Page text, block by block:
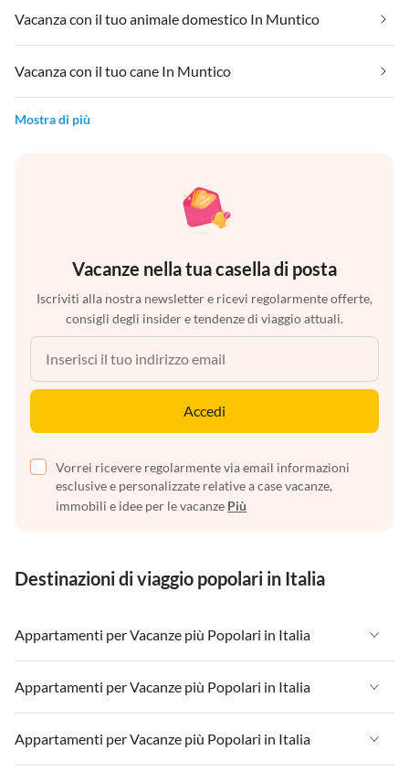
Vacanza con il tuo animale domestico In Muntico
Vacanza con il tuo cane In Muntico
Mostra di più
Vacanze nella tua casella di posta
Iscriviti alla nostra newsletter e ricevi regolarmente offerte,
consigli degli insider e tendenze di viaggio attuali.
Accedi
Vorrei ricevere regolarmente via email informazioni
esclusive e personalizzate relative a case vacanze,
immobili e idee per le vacanze Più
Destinazioni di viaggio popolari in Italia
Appartamenti per Vacanze più Popolari in Italia
Appartamenti per Vacanze in Italia
Appartamenti per Vacanze in Liguria
Appartamenti per Vacanze in Lombardia
Appartamenti per Vacanze più Popolari in Italia
Appartamenti per Vacanze in Italia
Appartamenti per Vacanze in Liguria
Appartamenti per Vacanze più Popolari in Italia